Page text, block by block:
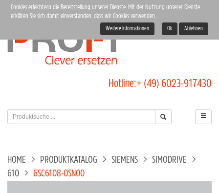
Hotline:+ (49) 6023-917430
HOME PRODUKTKATALOG SIEMENS
SIMODRIVE
610
6SC6108-0SN00
Cookies erleichtern die Bereitstellung unserer Dienste. Mit der Nutzung unserer Dienste
erklären Sie sich damit einverstanden, dass wir Cookies verwenden.
Weitere Informationen Ok Ablehnen